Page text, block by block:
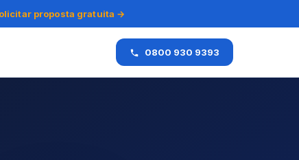
proposta gratuita →
0800 930 9393